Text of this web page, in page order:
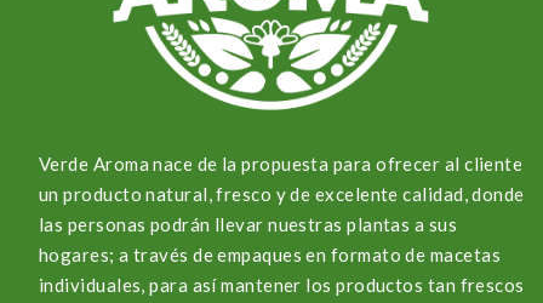
Verde Aroma nace de la propuesta para ofrecer al cliente
un producto natural, fresco y de excelente calidad, donde
las personas podrán llevar nuestras plantas a sus
hogares; a través de empaques en formato de macetas
individuales, para así mantener los productos tan frescos